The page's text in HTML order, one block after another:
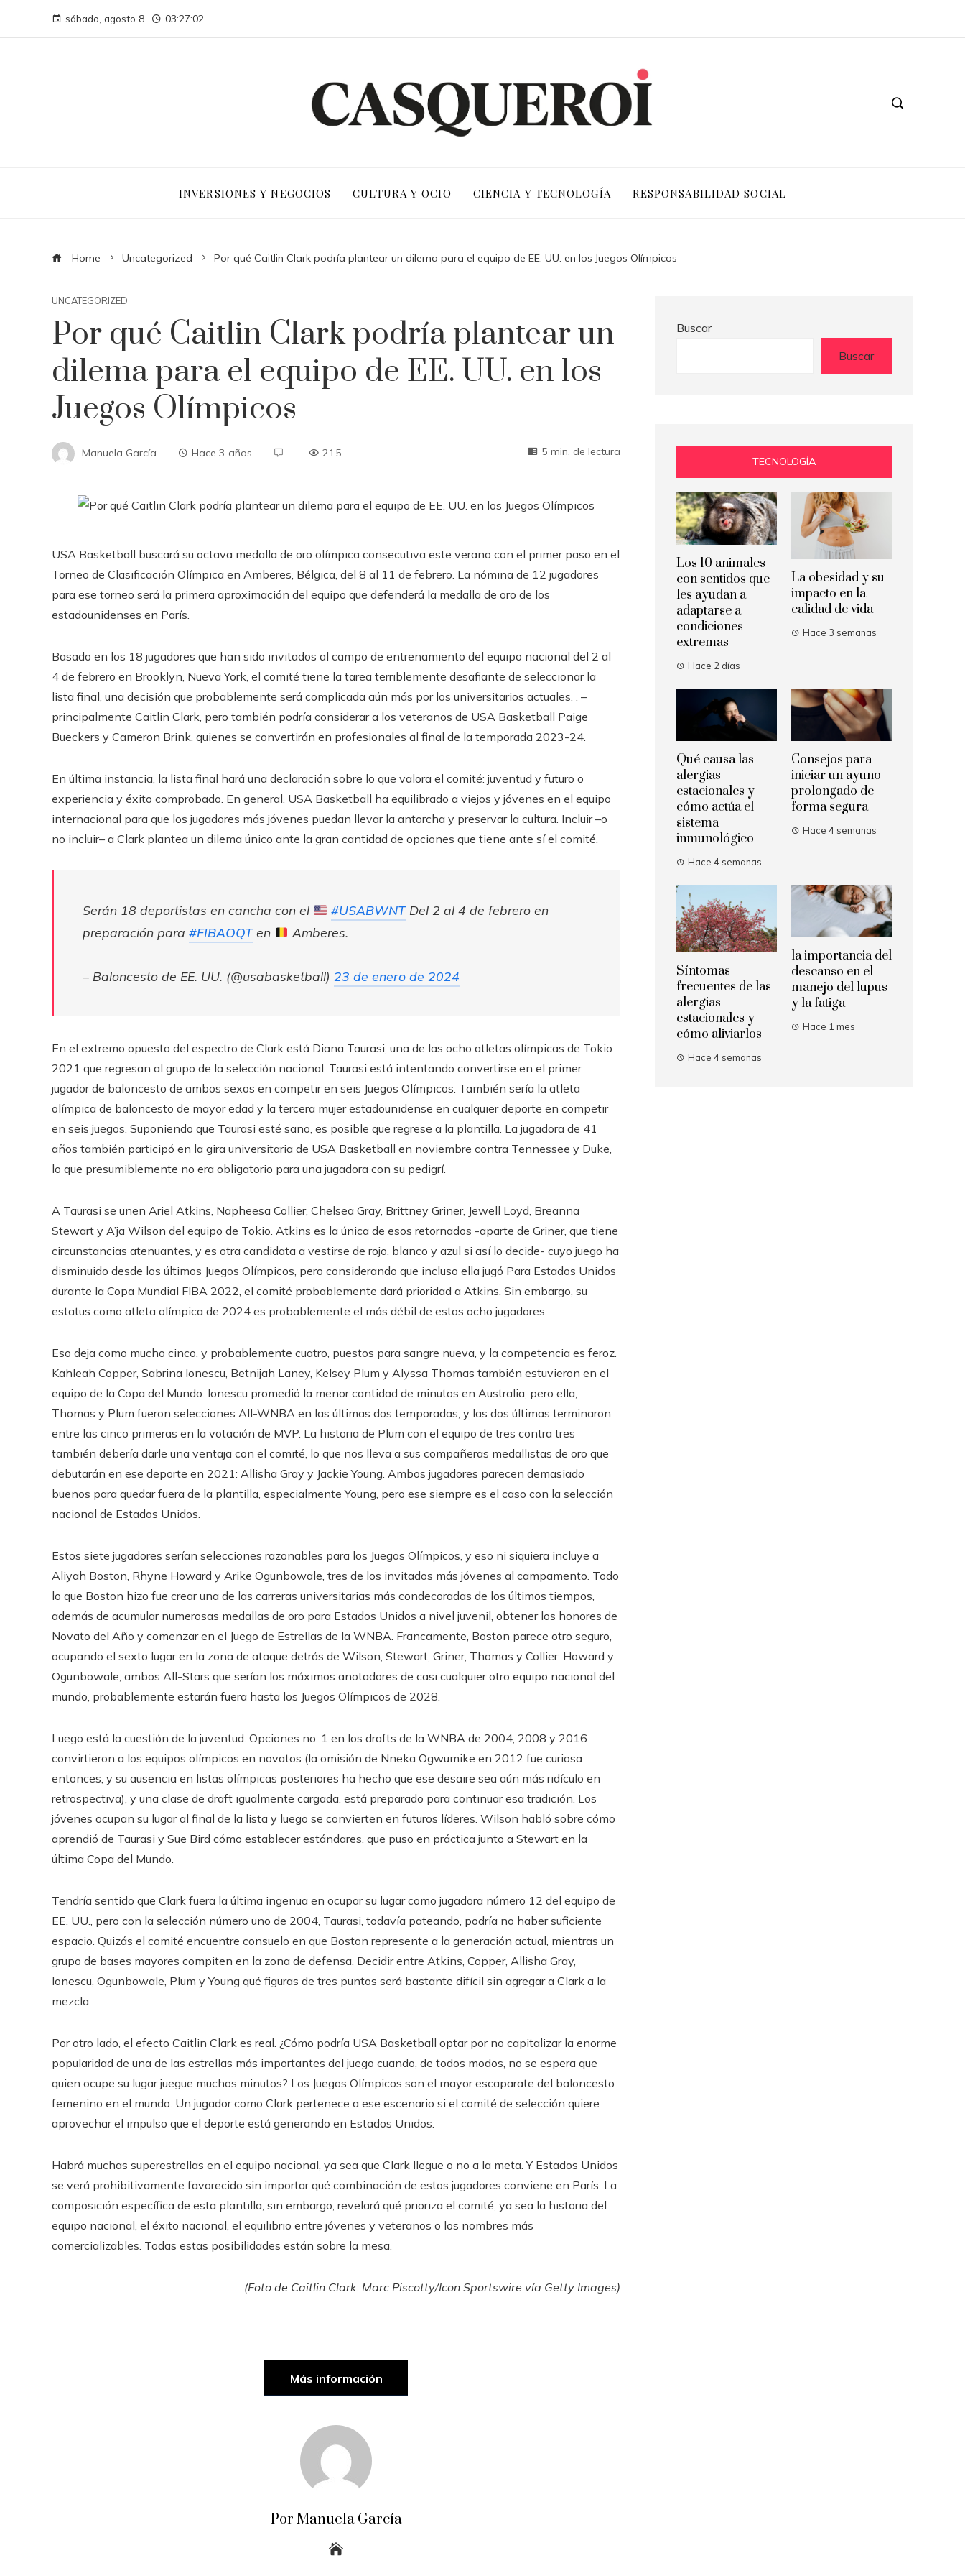
sábado, agosto 8 03:27:03
INVERSIONES Y NEGOCIOS CULTURA Y OCIO CIENCIA Y TECNOLOGÍA RESPONSABILIDAD SOCIAL
Home Uncategorized Por qué Caitlin Clark podría plantear un dilema para el equipo de EE. UU. en los Juegos Olímpicos
UNCATEGORIZED
Por qué Caitlin Clark podría plantear un
dilema para el equipo de EE. UU. en los
Juegos Olímpicos
Manuela García Hace 3 años 215 5 min. de lectura
USA Basketball buscará su octava medalla de oro olímpica consecutiva este verano con el primer paso en el
Torneo de Clasificación Olímpica en Amberes, Bélgica, del 8 al 11 de febrero. La nómina de 12 jugadores
para ese torneo será la primera aproximación del equipo que defenderá la medalla de oro de los
estadounidenses en París.
Basado en los 18 jugadores que han sido invitados al campo de entrenamiento del equipo nacional del 2 al
4 de febrero en Brooklyn, Nueva York, el comité tiene la tarea terriblemente desafiante de seleccionar la
lista final, una decisión que probablemente será complicada aún más por los universitarios actuales. . –
principalmente Caitlin Clark, pero también podría considerar a los veteranos de USA Basketball Paige
Bueckers y Cameron Brink, quienes se convertirán en profesionales al final de la temporada 2023-24.
En última instancia, la lista final hará una declaración sobre lo que valora el comité: juventud y futuro o
experiencia y éxito comprobado. En general, USA Basketball ha equilibrado a viejos y jóvenes en el equipo
internacional para que los jugadores más jóvenes puedan llevar la antorcha y preservar la cultura. Incluir –o
no incluir– a Clark plantea un dilema único ante la gran cantidad de opciones que tiene ante sí el comité.
Serán 18 deportistas en cancha con el #USABWNTDel 2 al 4 de febrero en
preparación para #FIBAOQTen Amberes.
– Baloncesto de EE. UU. (@usabasketball) 23 de enero de 2024
En el extremo opuesto del espectro de Clark está Diana Taurasi, una de las ocho atletas olímpicas de Tokio
2021 que regresan al grupo de la selección nacional. Taurasi está intentando convertirse en el primer
jugador de baloncesto de ambos sexos en competir en seis Juegos Olímpicos. También sería la atleta
olímpica de baloncesto de mayor edad y la tercera mujer estadounidense en cualquier deporte en competir
en seis juegos. Suponiendo que Taurasi esté sano, es posible que regrese a la plantilla. La jugadora de 41
años también participó en la gira universitaria de USA Basketball en noviembre contra Tennessee y Duke,
lo que presumiblemente no era obligatorio para una jugadora con su pedigrí.
A Taurasi se unen Ariel Atkins, Napheesa Collier, Chelsea Gray, Brittney Griner, Jewell Loyd, Breanna
Stewart y A’ja Wilson del equipo de Tokio. Atkins es la única de esos retornados -aparte de Griner, que tiene
circunstancias atenuantes, y es otra candidata a vestirse de rojo, blanco y azul si así lo decide- cuyo juego ha
disminuido desde los últimos Juegos Olímpicos, pero considerando que incluso ella jugó Para Estados Unidos
durante la Copa Mundial FIBA ​​​​2022, el comité probablemente dará prioridad a Atkins. Sin embargo, su
estatus como atleta olímpica de 2024 es probablemente el más débil de estos ocho jugadores.
Eso deja como mucho cinco, y probablemente cuatro, puestos para sangre nueva, y la competencia es feroz.
Kahleah Copper, Sabrina Ionescu, Betnijah Laney, Kelsey Plum y Alyssa Thomas también estuvieron en el
equipo de la Copa del Mundo. Ionescu promedió la menor cantidad de minutos en Australia, pero ella,
Thomas y Plum fueron selecciones All-WNBA en las últimas dos temporadas, y las dos últimas terminaron
entre las cinco primeras en la votación de MVP. La historia de Plum con el equipo de tres contra tres
también debería darle una ventaja con el comité, lo que nos lleva a sus compañeras medallistas de oro que
debutarán en ese deporte en 2021: Allisha Gray y Jackie Young. Ambos jugadores parecen demasiado
buenos para quedar fuera de la plantilla, especialmente Young, pero ese siempre es el caso con la selección
nacional de Estados Unidos.
Estos siete jugadores serían selecciones razonables para los Juegos Olímpicos, y eso ni siquiera incluye a
Aliyah Boston, Rhyne Howard y Arike Ogunbowale, tres de los invitados más jóvenes al campamento. Todo
lo que Boston hizo fue crear una de las carreras universitarias más condecoradas de los últimos tiempos,
además de acumular numerosas medallas de oro para Estados Unidos a nivel juvenil, obtener los honores de
Novato del Año y comenzar en el Juego de Estrellas de la WNBA. Francamente, Boston parece otro seguro,
ocupando el sexto lugar en la zona de ataque detrás de Wilson, Stewart, Griner, Thomas y Collier. Howard y
Ogunbowale, ambos All-Stars que serían los máximos anotadores de casi cualquier otro equipo nacional del
mundo, probablemente estarán fuera hasta los Juegos Olímpicos de 2028.
Luego está la cuestión de la juventud. Opciones no. 1 en los drafts de la WNBA de 2004, 2008 y 2016
convirtieron a los equipos olímpicos en novatos (la omisión de Nneka Ogwumike en 2012 fue curiosa
entonces, y su ausencia en listas olímpicas posteriores ha hecho que ese desaire sea aún más ridículo en
retrospectiva), y una clase de draft igualmente cargada. está preparado para continuar esa tradición. Los
jóvenes ocupan su lugar al final de la lista y luego se convierten en futuros líderes. Wilson habló sobre cómo
aprendió de Taurasi y Sue Bird cómo establecer estándares, que puso en práctica junto a Stewart en la
última Copa del Mundo.
Tendría sentido que Clark fuera la última ingenua en ocupar su lugar como jugadora número 12 del equipo de
EE. UU., pero con la selección número uno de 2004, Taurasi, todavía pateando, podría no haber suficiente
espacio. Quizás el comité encuentre consuelo en que Boston represente a la generación actual, mientras un
grupo de bases mayores compiten en la zona de defensa. Decidir entre Atkins, Copper, Allisha Gray,
Ionescu, Ogunbowale, Plum y Young qué figuras de tres puntos será bastante difícil sin agregar a Clark a la
mezcla.
Por otro lado, el efecto Caitlin Clark es real. ¿Cómo podría USA Basketball optar por no capitalizar la enorme
popularidad de una de las estrellas más importantes del juego cuando, de todos modos, no se espera que
quien ocupe su lugar juegue muchos minutos? Los Juegos Olímpicos son el mayor escaparate del baloncesto
femenino en el mundo. Un jugador como Clark pertenece a ese escenario si el comité de selección quiere
aprovechar el impulso que el deporte está generando en Estados Unidos.
Habrá muchas superestrellas en el equipo nacional, ya sea que Clark llegue o no a la meta. Y Estados Unidos
se verá prohibitivamente favorecido sin importar qué combinación de estos jugadores conviene en París. La
composición específica de esta plantilla, sin embargo, revelará qué prioriza el comité, ya sea la historia del
equipo nacional, el éxito nacional, el equilibrio entre jóvenes y veteranos o los nombres más
comercializables. Todas estas posibilidades están sobre la mesa.
(Foto de Caitlin Clark: Marc Piscotty/Icon Sportswire vía Getty Images)
Más información
Por Manuela García
Buscar
Buscar
TECNOLOGÍA
Los 10 animales
con sentidos que
les ayudan a
adaptarse a
condiciones
extremas
Hace 2 días
La obesidad y su
impacto en la
calidad de vida
Hace 3 semanas
Qué causa las
alergias
estacionales y
cómo actúa el
sistema
inmunológico
Hace 4 semanas
Consejos para
iniciar un ayuno
prolongado de
forma segura
Hace 4 semanas
Síntomas
frecuentes de las
alergias
estacionales y
cómo aliviarlos
Hace 4 semanas
la importancia del
descanso en el
manejo del lupus
y la fatiga
Hace 1 mes